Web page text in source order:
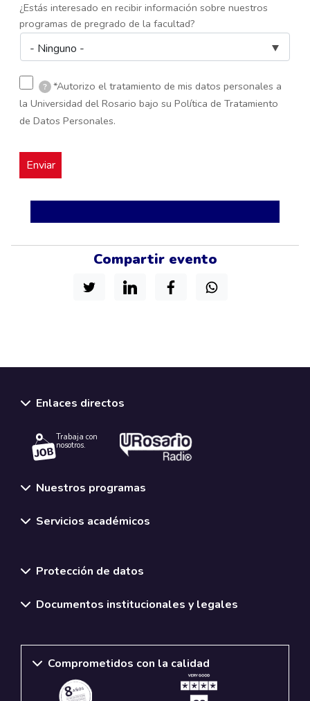
¿Estás interesado en recibir información sobre nuestros
programas de pregrado de la facultad?
? *Autorizo el tratamiento de mis datos personales a
la Universidad del Rosario bajo su Política de Tratamiento
de Datos Personales.
Compartir evento
Enlaces directos
Trabaja con
nosotros.
Nuestros programas
Servicios académicos
Protección de datos
Documentos institucionales y legales
Comprometidos con la calidad